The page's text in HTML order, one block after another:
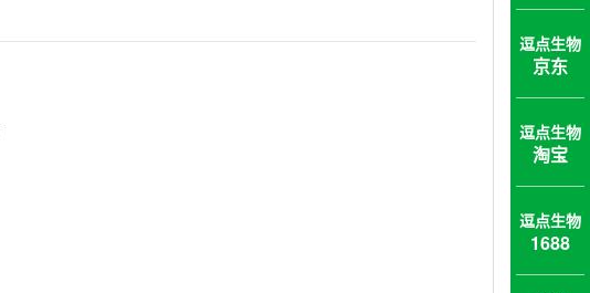
逗点生物
京东
逗点生物
淘宝
逗点生物
1688